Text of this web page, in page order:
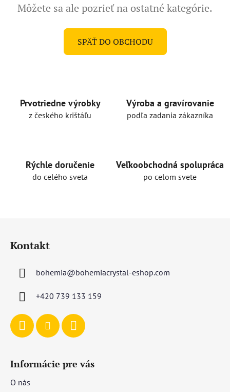
Môžete sa ale pozrieť na ostatné kategórie.
SPÄŤ DO OBCHODU
Prvotriedne výrobky
z českého krištáľu
Výroba a gravírovanie
podľa zadania zákazníka
Rýchle doručenie
do celého sveta
Veľkoobchodná spolupráca
po celom svete
Kontakt
bohemia@bohemiacrystal-eshop.com
+420 739 133 159
Informácie pre vás
O nás